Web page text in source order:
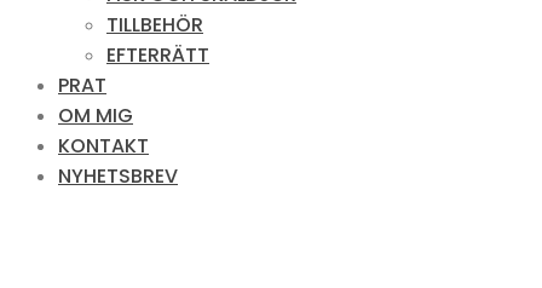
TILLBEHÖR
EFTERRÄTT
PRAT
OM MIG
KONTAKT
NYHETSBREV